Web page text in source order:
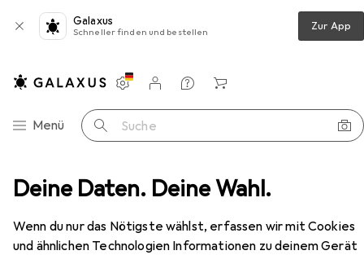
Deine Daten. Deine Wahl.
Wenn du nur das Nötigste wählst, erfassen wir mit Cookies
und ähnlichen Technologien Informationen zu deinem Gerät
Galaxus
Schneller finden und bestellen Zur App
Navigation nach Kategorien
Menü Suche
Einstellungen
Kundenkonto
Vergleichslisten
Merklisten
Warenkorb
Möbelgriff Werkstarck Möbelgriffe
EUR
28,90
WerkstarckMöbelgriffe